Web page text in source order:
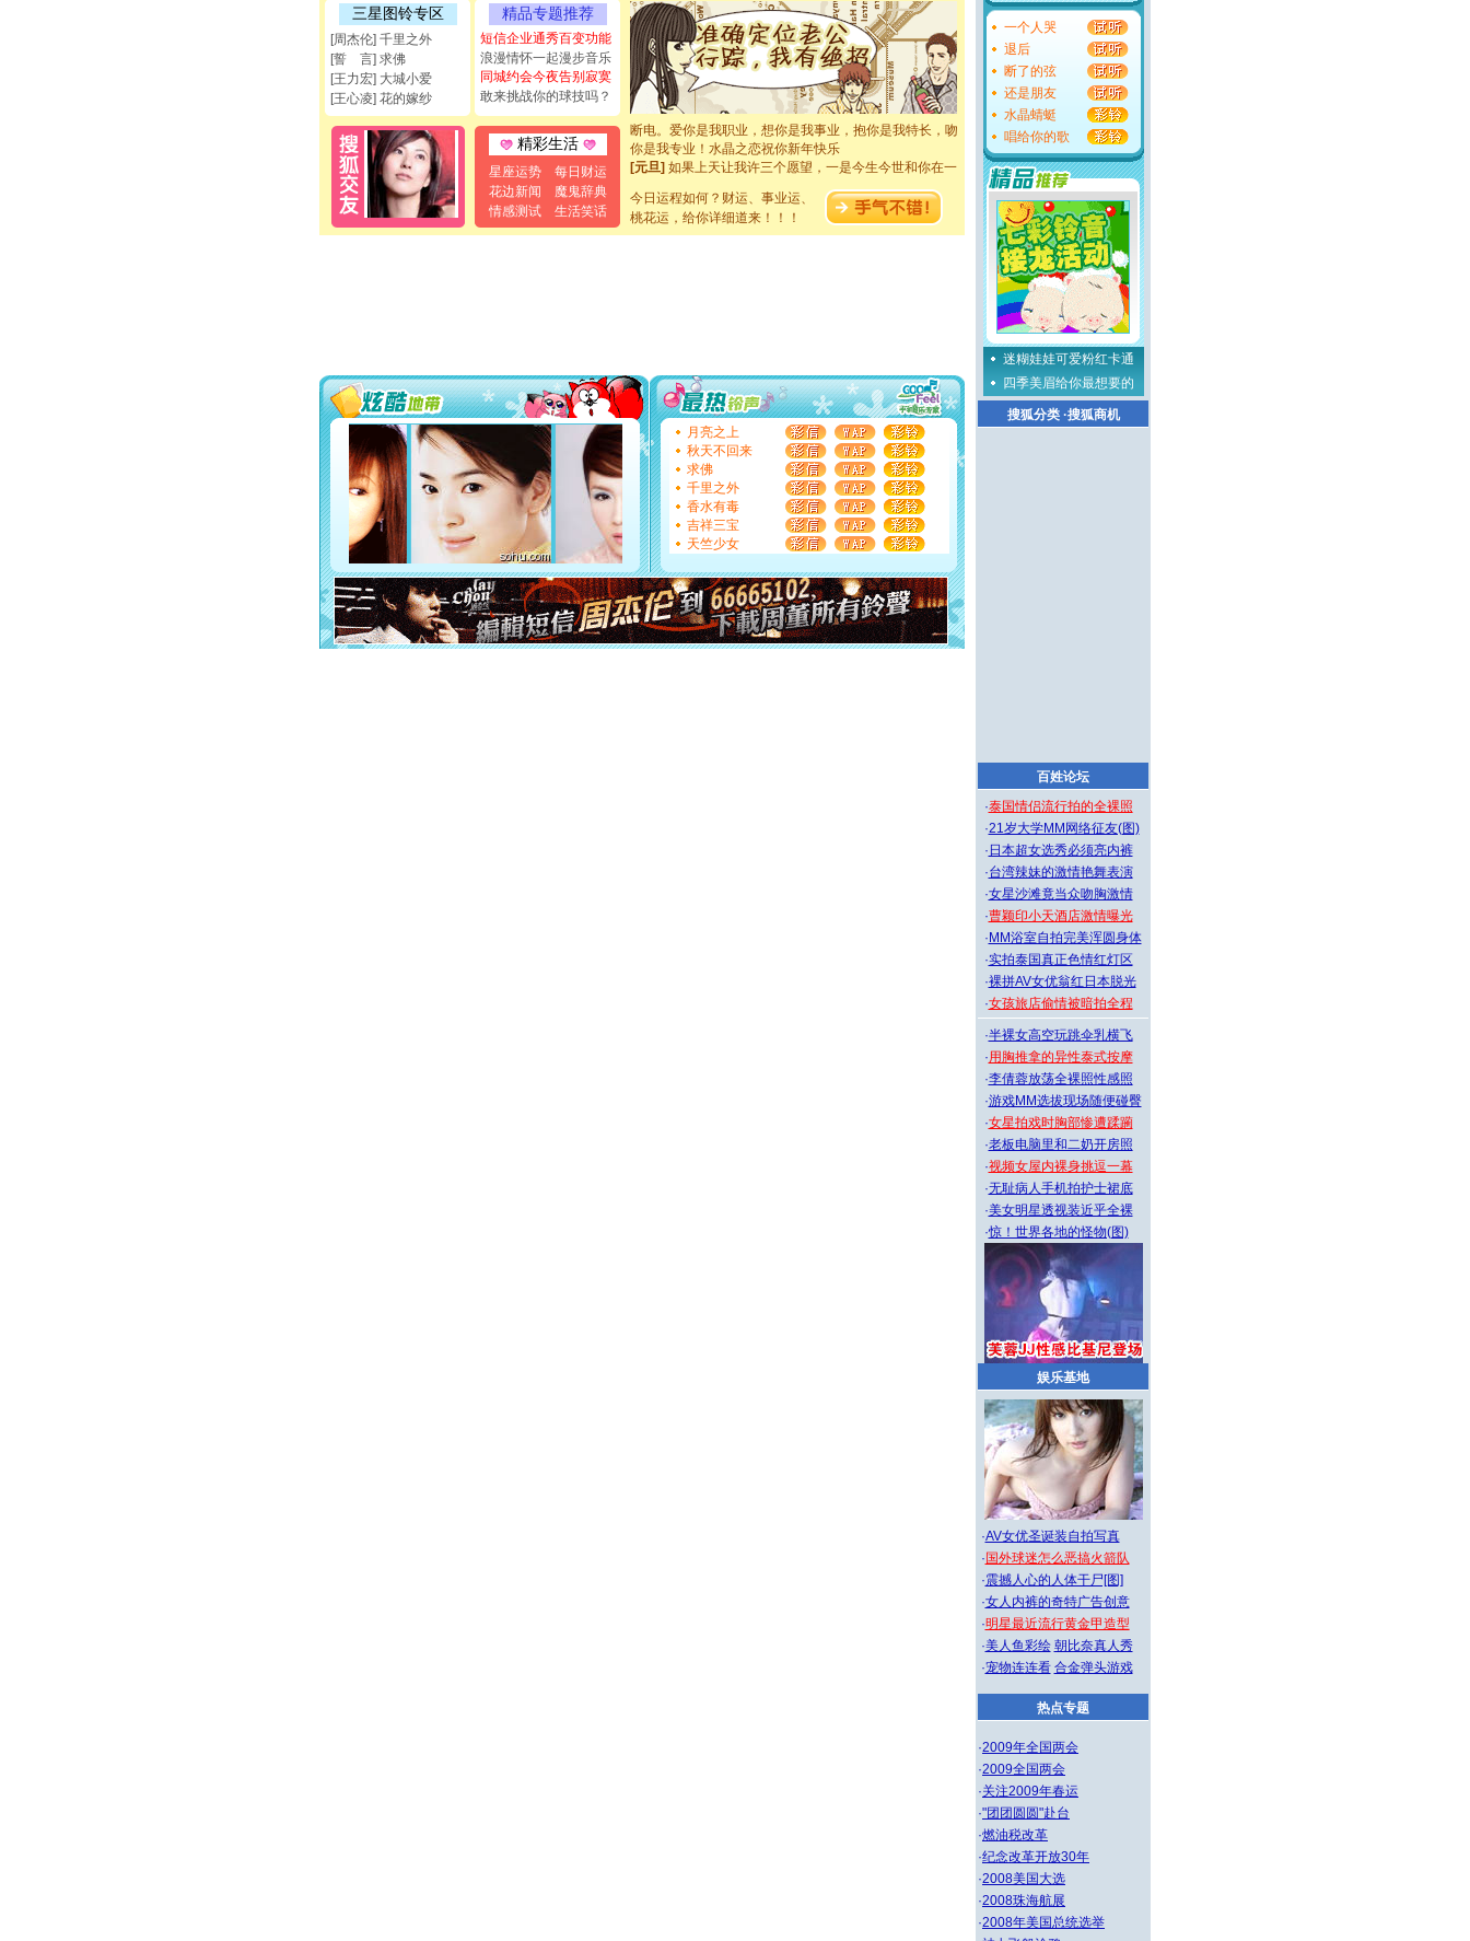
三星图铃专区
[周杰伦] 千里之外
[誓 言] 求佛
[王力宏] 大城小爱
[王心凌] 花的嫁纱
精品专题推荐
短信企业通秀百变功能
浪漫情怀一起漫步音乐
同城约会今夜告别寂寞
敢来挑战你的球技吗？
精彩生活
星座运势
每日财运
花边新闻
魔鬼辞典
情感测试
生活笑话
[圣诞节]不只这样的日子才会想起你,而是这样的日子才
能正大光明地骚扰你,告诉你,圣诞要快乐!新年要快乐!天天
都要快乐噢!
[圣诞节] 奉上一颗祝福的心,在这个特别的日子里,愿幸福,
如意,快乐,鲜花,一切美好的祝愿与你同在.圣诞快乐!
[元旦]看到你我会触电；看不到你我要充电；没有你我会
断电。爱你是我职业，想你是我事业，抱你是我特长，吻
你是我专业！水晶之恋祝你新年快乐
[元旦]如果上天让我许三个愿望，一是今生今世和你在一
起；二是再生再世和你在一起；三是三生三世和你不再分
离。水晶之恋祝你新年快乐
[元旦]当我狠下心扭头离去那一刻，你在我身后无助地哭
泣，这痛楚让我明白我多么爱你。我转身抱住你：这猪不
[圣诞节]圣诞节到了，想想没什么送给你的，又不打算给
你太多，只有给你五千万：千万快乐！千万要健康！千万
要平安！千万要知足！千万不要忘记我！
[圣诞节]不只这样的日子才会想起你,而是这样的日子才
能正大光明地骚扰你,告诉你,圣诞要快乐!新年要快乐!天天
都要快乐噢!
[圣诞节]奉上一颗祝福的心,在这个特别的日子里,愿幸福,
如意,快乐,鲜花,一切美好的祝愿与你同在.圣诞快乐!
[元旦]
看到你我会触电；看不到你我要充电；没有你我会
断电。爱你是我职业，想你是我事业，抱你是我特长，吻
你是我专业！水晶之恋祝你新年快乐
[元旦]如果上天让我许三个愿望，一是今生今世和你在一
起；二是再生再世和你在一起；三是三生三世和你不再分
离。水晶之恋祝你新年快乐
[元旦]当我狠下心扭头离去那一刻，你在我身后无助地哭
今日运程如何？财运、事业运、
桃花运，给你详细道来！！！
月亮之上
秋天不回来
求佛
千里之外
香水有毒
吉祥三宝
天竺少女
一个人哭
退后
断了的弦
还是朋友
水晶蜻蜓
唱给你的歌
迷糊娃娃可爱粉红卡通
四季美眉给你最想要的
搜狐分类·搜狐商机
百姓论坛
·泰国情侣流行拍的全裸照
·21岁大学MM网络征友(图)
· 日本超女选秀必须亮内裤
·台湾辣妹的激情艳舞表演
·女星沙滩竟当众吻胸激情
·曹颖印小天酒店激情曝光
· MM浴室自拍完美浑圆身体
·实拍泰国真正色情红灯区
·裸拼AV女优翁红日本脱光
·女孩旅店偷情被暗拍全程
·半裸女高空玩跳伞乳横飞
·用胸推拿的异性泰式按摩
·李倩蓉放荡全裸照性感照
·游戏MM选拔现场随便碰臀
·女星拍戏时胸部惨遭蹂躏
·老板电脑里和二奶开房照
·视频女屋内裸身挑逗一幕
·无耻病人手机拍护士裙底
·美女明星透视装近乎全裸
·惊！世界各地的怪物(图)
娱乐基地
·AV女优圣诞装自拍写真
· 国外球迷怎么恶搞火箭队
·震撼人心的人体干尸[图]
·女人内裤的奇特广告创意
·明星最近流行黄金甲造型
·美人鱼彩绘 朝比奈真人秀
·宠物连连看 合金弹头游戏
热点专题
·2009年全国两会
·2009全国两会
·关注2009年春运
·"团团圆圆"赴台
·燃油税改革
·纪念改革开放30年
·2008美国大选
·2008珠海航展
·2008年美国总统选举